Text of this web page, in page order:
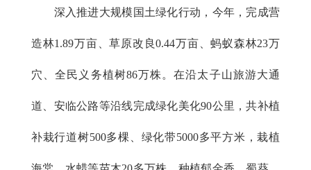
深入推进大规模国土绿化行动，今年，完成营
造林1.89万亩、草原改良0.44万亩、蚂蚁森林23万
穴、全民义务植树86万株。在沿太子山旅游大通
道、安临公路等沿线完成绿化美化90公里，共补植
补栽行道树500多棵、绿化带5000多平方米，栽植